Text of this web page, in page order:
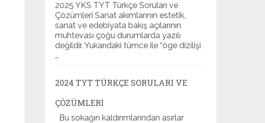
2025 YKS TYT Türkçe Soruları ve
Çözümleri Sanat akımlarının estetik,
sanat ve edebiyata bakış açılarının
muhtevası çoğu durumlarda yazılı
değildir. Yukarıdaki tümce ile “öge dizilişi
…
2024 TYT TÜRKÇE SORULARI VE
ÇÖZÜMLERI
Bu sokağın kaldırımlarından asırlar